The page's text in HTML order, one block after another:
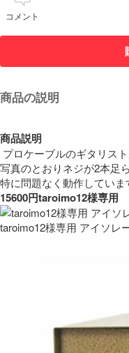
コメント
商品の説明
商品説明
プロケーブルのギタリス
写真のとおりネジが2本足
15600円taroimo12様専用
taroimo12様専用 アイソレ